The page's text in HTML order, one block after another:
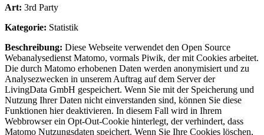
Art: 3rd Party
Kategorie: Statistik
Beschreibung: Diese Webseite verwendet den Open Source
Webanalysedienst Matomo, vormals Piwik, der mit Cookies arbeitet.
Die durch Matomo erhobenen Daten werden anonymisiert und zu
Analysezwecken in unserem Auftrag auf dem Server der
LivingData GmbH gespeichert. Wenn Sie mit der Speicherung und
Nutzung Ihrer Daten nicht einverstanden sind, können Sie diese
Funktionen hier deaktivieren. In diesem Fall wird in Ihrem
Webbrowser ein Opt-Out-Cookie hinterlegt, der verhindert, dass
Matomo Nutzungsdaten speichert. Wenn Sie Ihre Cookies löschen,